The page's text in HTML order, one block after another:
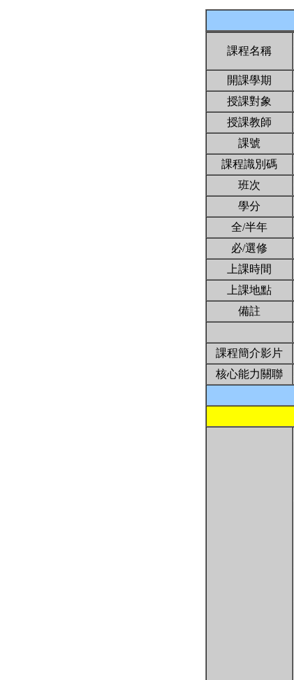
課程名稱
開課學期
授課對象
授課教師
課號
課程識別碼
班次
學分
全/半年
必/選修
上課時間
上課地點
備註
課程簡介影片
核心能力關聯